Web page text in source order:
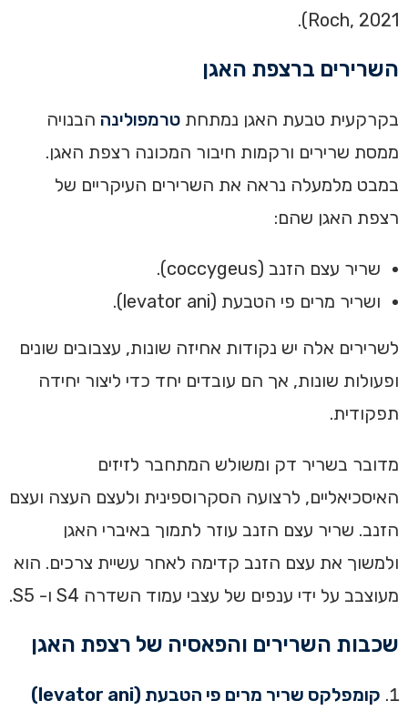
Roch, 2021).
השרירים ברצפת האגן
בקרקעית טבעת האגן נמתחת טרמפולינה הבנויה
ממסת שרירים ורקמות חיבור המכונה רצפת האגן.
במבט מלמעלה נראה את השרירים העיקריים של
רצפת האגן שהם:
שריר עצם הזנב (coccygeus).
ושריר מרים פי הטבעת (levator ani).
לשרירים אלה יש נקודות אחיזה שונות, עצבובים שונים
ופעולות שונות, אך הם עובדים יחד כדי ליצור יחידה
תפקודית.
מדובר בשריר דק ומשולש המתחבר לזיזים
האיסכיאליים, לרצועה הסקרוספינית ולעצם העצה ועצם
הזנב. שריר עצם הזנב עוזר לתמוך באיברי האגן
ולמשוך את עצם הזנב קדימה לאחר עשיית צרכים. הוא
מעוצבב על ידי ענפים של עצבי עמוד השדרה S4 ו- S5.
שכבות השרירים והפאסיה של רצפת האגן
קומפלקס שריר מרים פי הטבעת (levator ani)